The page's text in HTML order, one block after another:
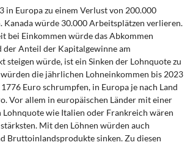
und Daseinsvorsorge
in Europa zu einem Verlust von 200.000
Kanada würde 30.000 Arbeitsplätzen verlieren.
bei Einkommen würde das Abkommen
der Anteil der Kapitalgewinne am
steigen würde, ist ein Sinken der Lohnquote zu
die jährlichen Lohneinkommen bis 2023
Euro schrumpfen, in Europa je nach Land
Vor allem in europäischen Länder mit einer
wie Italien oder Frankreich wären
Mit den Löhnen würden auch
Bruttoinlandsprodukte sinken. Zu diesen